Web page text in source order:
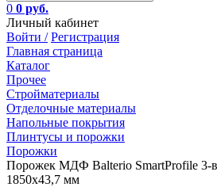
0 0 руб.
Личный кабинет
Войти / Регистрация
Главная страница
Каталог
Прочее
Стройматериалы
Отделочные материалы
Напольные покрытия
Плинтусы и порожки
Порожки
Порожек МДФ Balterio SmartProfile 3-
1850x43,7 мм